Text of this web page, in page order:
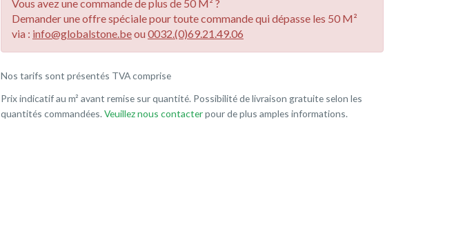
Vous avez une commande de plus de 50 M² ?
Demander une offre spéciale pour toute commande qui dépasse les 50 M²
via : info@globalstone.beou 0032.(0)69.21.49.06
Nos tarifs sont présentés TVA comprise
Prix indicatif au m² avant remise sur quantité. Possibilité de livraison gratuite selon les
quantités commandées. Veuillez nous contacterpour de plus amples informations.